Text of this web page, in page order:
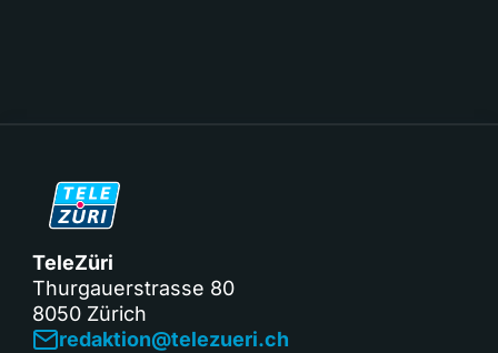
TeleZüri
Thurgauerstrasse 80
8050 Zürich
redaktion@telezueri.ch